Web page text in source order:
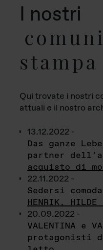
I nostri
stampa
Qui trovate i nostri
attuali e il nostro
13.12.2022 -
Das ganze
partner
acquisto di
22.11.2022 -
Sedersi
HENRIK, HILDE
20.09.2022 -
VALENTINA e
protagonisti